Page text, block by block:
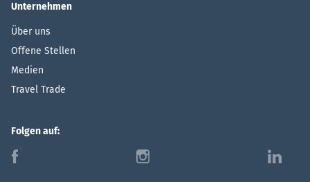
Unternehmen
Über uns
Offene Stellen
Medien
Travel Trade
Folgen auf:
f i l